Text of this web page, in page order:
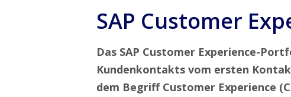
SAP Customer
Das SAP Customer Experience-
Kundenkontakts vom ersten
dem Begriff Customer Experience